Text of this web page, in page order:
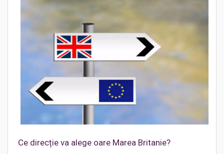
Ce direcție va alege oare Marea Britanie?